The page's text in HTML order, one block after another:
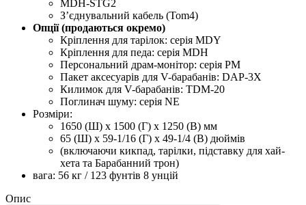
MDH-STG2
З’єднувальний кабель (Tom4)
Опції (продаються окремо)
Кріплення для тарілок: серія MDY
Кріплення для педа: серія MDH
Персональний драм-монітор: серія PM
Пакет аксесуарів для V-барабанів: DAP-3X
Килимок для V-барабанів: TDM-20
Поглинач шуму: серія NE
Розміри:
1650 (Ш) х 1500 (Г) х 1250 (В) мм
65 (Ш) х 59-1/16 (Г) х 49-1/4 (В) дюймів
(включаючи кикпад, тарілки, підставку для хай-
хета та Барабанний трон)
вага: 56 кг / 123 фунтів 8 унцій
Опис